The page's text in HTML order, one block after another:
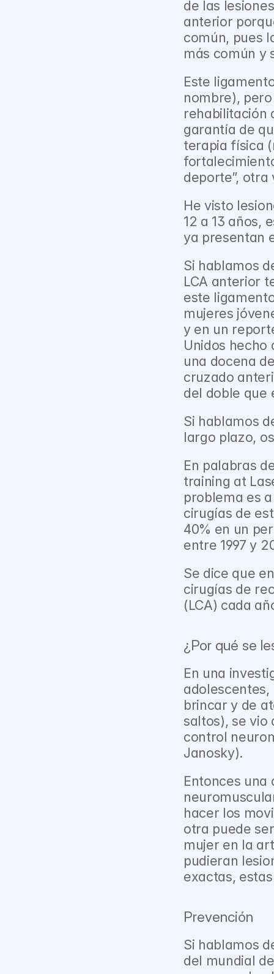
de las
anterior
común, pues
más común y
Este
nombre),
rehabilitación
garantía de
terapia física
deporte”,
He visto
12 a 13 años,
ya presentan
Si hablamos
LCA anterior
este
mujeres
y en un
Unidos hecho
una docena
cruzado
del doble que
Si hablamos
largo plazo,
En palabras
training at
problema es
cirugías de
40% en un
entre 1997 y
Se dice que
cirugías de
(LCA) cada
¿Por qué se
En una
brincar y de
saltos), se vio
control
Janosky).
Entonces
hacer los
otra puede
mujer en la
pudieran
exactas,
Prevención
Si hablamos
del mundial